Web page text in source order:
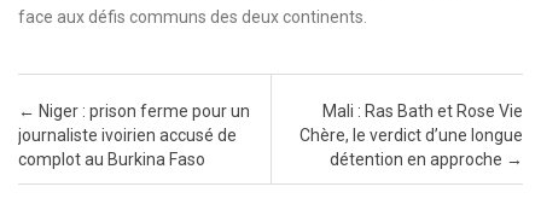
face aux défis communs des deux continents.
Post navigation
← Niger : prison ferme pour un
journaliste ivoirien accusé de
complot au Burkina Faso
Mali : Ras Bath et Rose Vie
Chère, le verdict d’une longue
détention en approche →